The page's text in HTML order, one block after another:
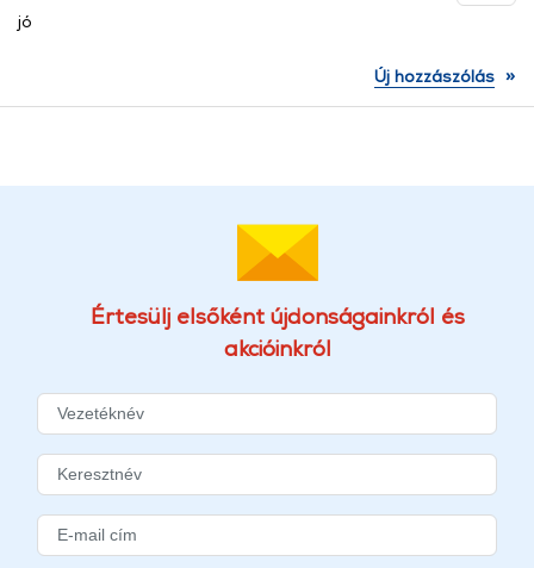
jó
Új hozzászólás »
Értesülj elsőként újdonságainkról és
akcióinkról